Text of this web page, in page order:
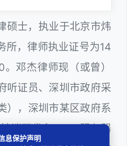
硕士，执业于北京市炜
所，律师执业证号为14
邓杰律师现（或曾）
听证员、深圳市政府采
），深圳市某区政府系
端开发和 WEB服务器
息保护声明